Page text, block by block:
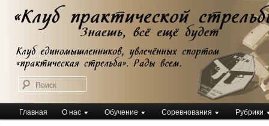
Перейти
основному
содержимому
Клуб практической стрельбы
Клуб практической стрельбы
Главное
меню
Главная О нас Обучение Соревнования Рубрики